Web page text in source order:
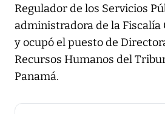
Regulador de los Servicios
administradora de la Fiscalía
y ocupó el puesto de
Recursos Humanos del
Panamá.